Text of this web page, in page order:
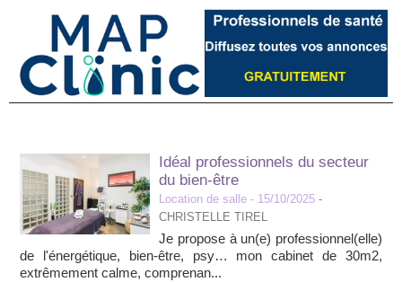
Idéal professionnels du secteur
du bien-être
Location de salle - 15/10/2025 -
CHRISTELLE TIREL
Je propose à un(e) professionnel(elle)
de l'énergétique, bien-être, psy… mon cabinet de 30m2,
extrêmement calme, comprenan...